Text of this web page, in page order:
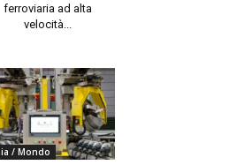
ferroviaria ad alta
velocità...
/ Mondo